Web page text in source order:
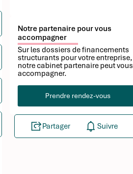
Notre partenaire pour vous
accompagner
Sur les dossiers de financements
structurants pour votre entreprise,
notre cabinet partenaire peut vous
accompagner.
Prendre rendez-vous
Partager Suivre